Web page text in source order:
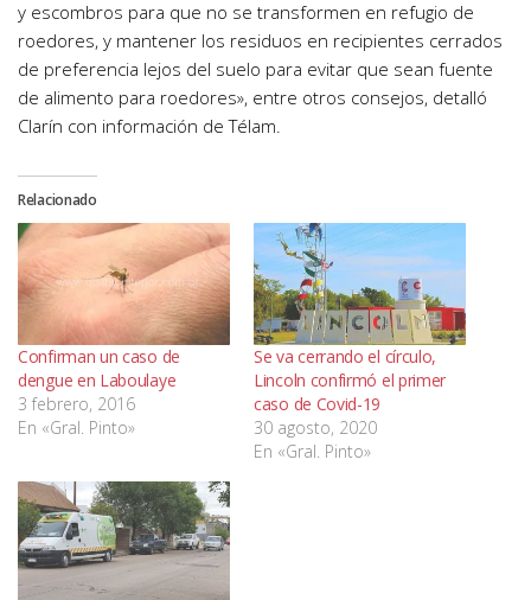
y escombros para que no se transformen en refugio de
roedores, y mantener los residuos en recipientes cerrados
de preferencia lejos del suelo para evitar que sean fuente
de alimento para roedores», entre otros consejos, detalló
Clarín con información de Télam.
Relacionado
Confirman un caso de
dengue en Laboulaye
3 febrero, 2016
En «Gral. Pinto»
Se va cerrando el círculo,
Lincoln confirmó el primer
caso de Covid-19
30 agosto, 2020
En «Gral. Pinto»